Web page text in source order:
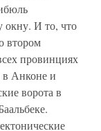
окну. И то, что
втором
провинциях
Анконе и
ворота в